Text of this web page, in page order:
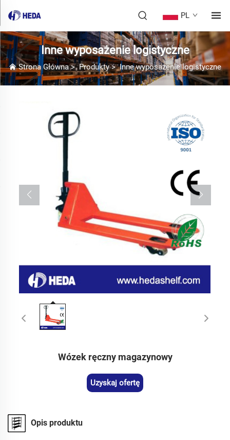
PL
Inne wyposażenie logistyczne
Strona Główna>Produkty>Inne wyposażenie logistyczne
Wózek ręczny magazynowy
Uzyskaj ofertę
Opis produktu